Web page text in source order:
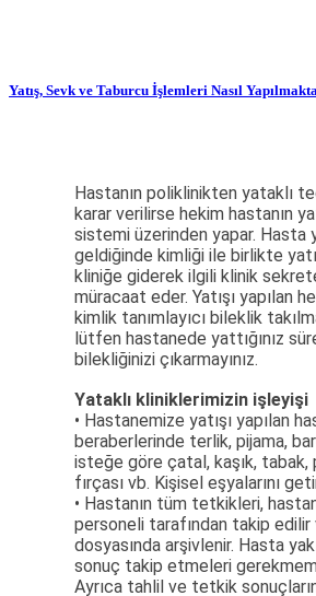
Yatış, Sevk ve Taburcu İşlemleri Nasıl
Hastanın poliklinikten yataklı
karar verilirse hekim hastanın
sistemi üzerinden yapar. Hasta
geldiğinde kimliği ile birlikte
kliniğe giderek ilgili klinik
müracaat eder. Yatışı yapılan
kimlik tanımlayıcı bileklik
lütfen hastanede yattığınız
bilekliğinizi çıkarmayınız.
Yataklı kliniklerimizin işleyişi
• Hastanemize yatışı yapılan
beraberlerinde terlik, pijama,
isteğe göre çatal, kaşık, tabak,
fırçası vb. Kişisel eşyalarını
• Hastanın tüm tetkikleri,
personeli tarafından takip edilir
dosyasında arşivlenir. Hasta
sonuç takip etmeleri
Ayrıca tahlil ve tetkik